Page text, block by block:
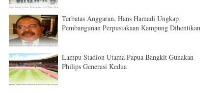
Terbatas Anggaran, Hans Hamadi Ungkap
Pembangunan Perpustakaan Kampung Dihentikan
Lampu Stadion Utama Papua Bangkit Gunakan
Philips Generasi Kedua